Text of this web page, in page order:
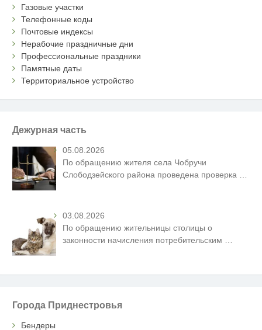
Газовые участки
Телефонные коды
Почтовые индексы
Нерабочие праздничные дни
Профессиональные праздники
Памятные даты
Территориальное устройство
Дежурная часть
05.08.2026
По обращению жителя села Чобручи
Слободзейского района проведена проверка …
03.08.2026
По обращению жительницы столицы о
законности начисления потребительским
Города Приднестровья
Бендеры